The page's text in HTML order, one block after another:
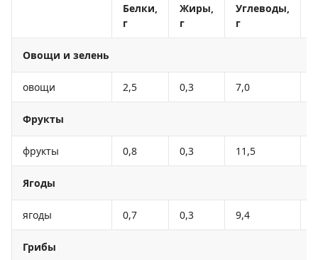
Белки,
г
Жиры,
г
Углеводы,
г
Овощи и зелень
овощи 2,5 0,3 7,0
Фрукты
фрукты 0,8 0,3 11,5
Ягоды
ягоды 0,7 0,3 9,4
Грибы